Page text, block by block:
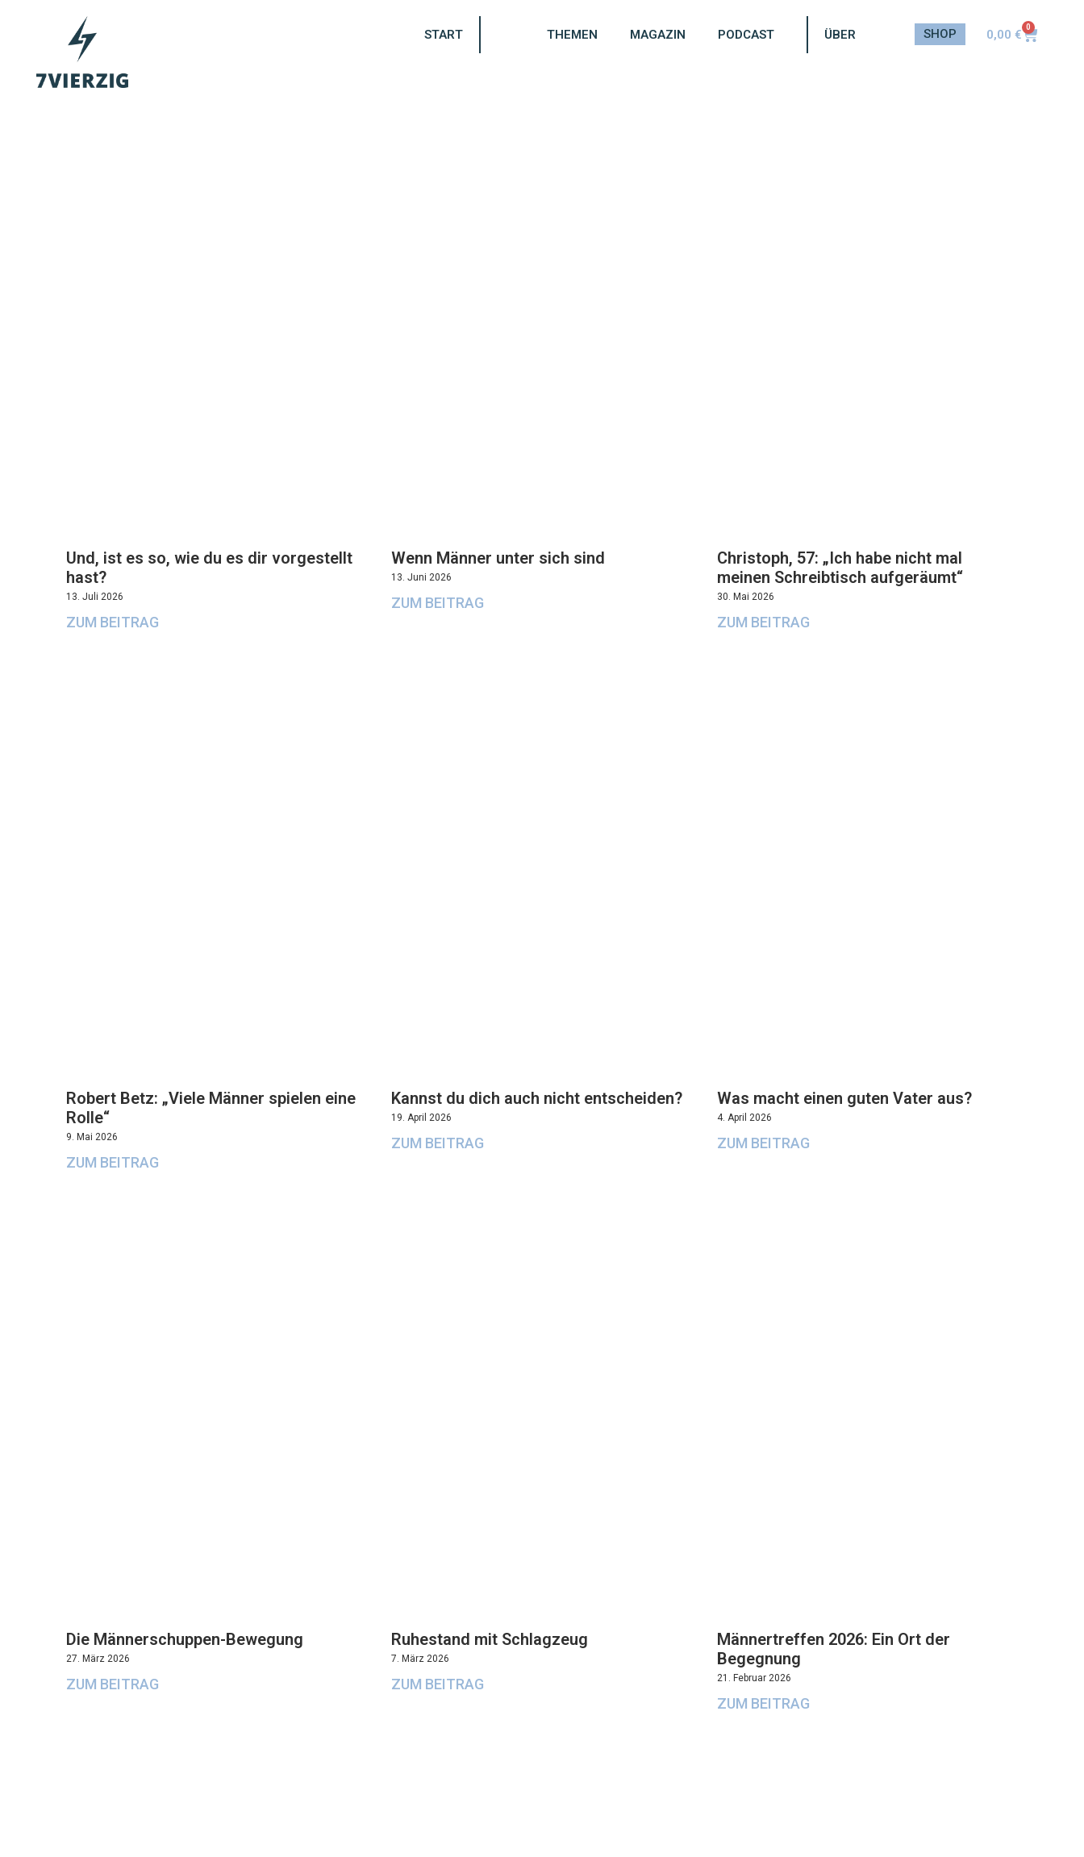
START THEMEN MAGAZIN PODCAST ÜBER SHOP 0,00€ 0
Und, ist es so, wie du es dir vorgestellt
hast?
13. Juli 2026
ZUM BEITRAG
Wenn Männer unter sich sind
13. Juni 2026
ZUM BEITRAG
Christoph, 57: „Ich habe nicht mal
meinen Schreibtisch aufgeräumt“
30. Mai 2026
ZUM BEITRAG
Robert Betz: „Viele Männer spielen eine
Rolle“
9. Mai 2026
ZUM BEITRAG
Kannst du dich auch nicht entscheiden?
19. April 2026
ZUM BEITRAG
Was macht einen guten Vater aus?
4. April 2026
ZUM BEITRAG
Die Männerschuppen-Bewegung
27. März 2026
ZUM BEITRAG
Ruhestand mit Schlagzeug
7. März 2026
ZUM BEITRAG
Männertreffen 2026: Ein Ort der
Begegnung
21. Februar 2026
ZUM BEITRAG